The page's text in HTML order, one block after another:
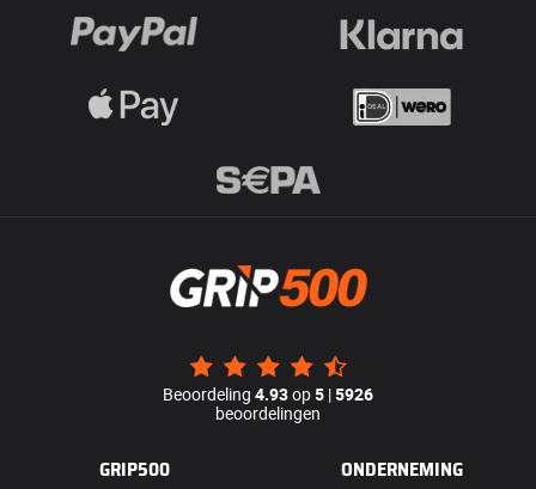
Beoordeling 4.93op5 |5926
beoordelingen
GRIP500 ONDERNEMING